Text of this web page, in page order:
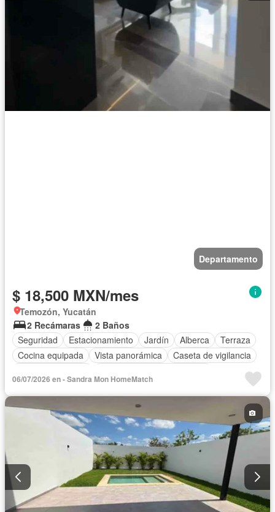
Departamento
$ 18,500 MXN/mes
Temozón, Yucatán
2 Recámaras
2 Baños
Seguridad
Estacionamiento Jardín Alberca
Terraza
Cocina equipada
Vista panorámica
Caseta de vigilancia
06/07/2026 en - Sandra Mon HomeMatch